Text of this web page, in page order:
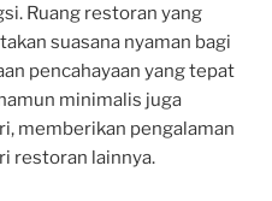
Ruang restoran yang
suasana nyaman bagi
pencahayaan yang tepat
minimalis juga
memberikan pengalaman
restoran lainnya.